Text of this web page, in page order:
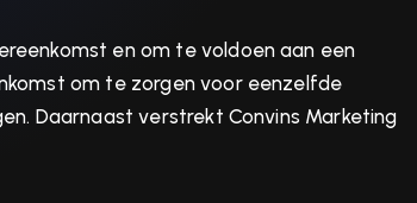
en om te voldoen aan een
om te zorgen voor eenzelfde
Daarnaast verstrekt Convins Marketing